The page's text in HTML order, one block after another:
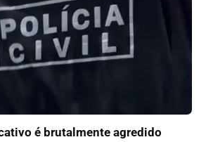
é brutalmente agredido